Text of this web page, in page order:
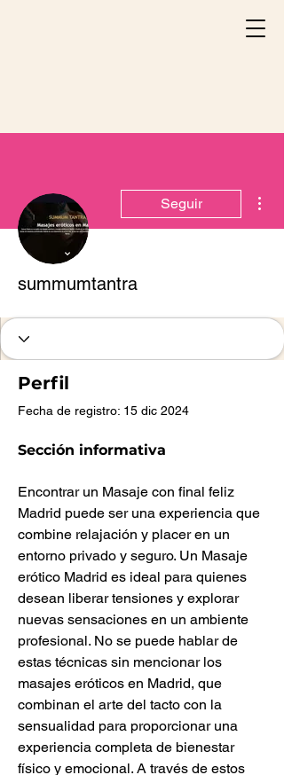
Seguir
summumtantra
Perfil
Fecha de registro: 15 dic 2024
Sección informativa
Encontrar un Masaje con final feliz
Madrid puede ser una experiencia que
combine relajación y placer en un
entorno privado y seguro. Un Masaje
erótico Madrid es ideal para quienes
desean liberar tensiones y explorar
nuevas sensaciones en un ambiente
profesional. No se puede hablar de
estas técnicas sin mencionar los
masajes eróticos en Madrid, que
combinan el arte del tacto con la
sensualidad para proporcionar una
experiencia completa de bienestar
físico y emocional. A través de estos